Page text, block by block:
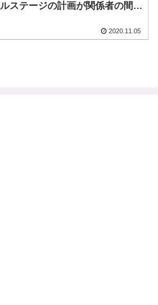
ルステージの計画が関係者の間で
2020.11.05